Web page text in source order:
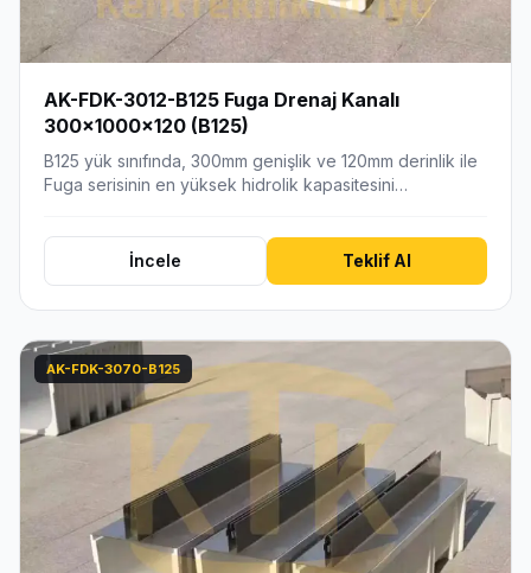
AK-FDK-3012-B125 Fuga Drenaj Kanalı
300x1000x120 (B125)
B125 yük sınıfında, 300mm genişlik ve 120mm derinlik ile
Fuga serisinin en yüksek hidrolik kapasitesini…
İncele Teklif Al
AK-FDK-3070-B125